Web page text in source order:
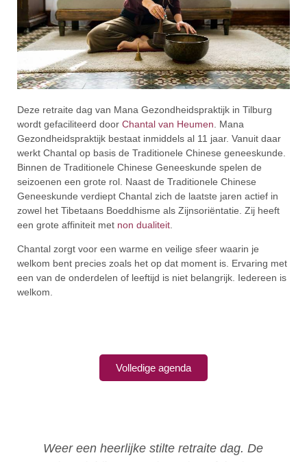
Deze retraite dag van Mana Gezondheidspraktijk in Tilburg
wordt gefaciliteerd door Chantal van Heumen . Mana
Gezondheidspraktijk bestaat inmiddels al 11 jaar. Vanuit daar
werkt Chantal op basis de Traditionele Chinese geneeskunde.
Binnen de Traditionele Chinese Geneeskunde spelen de
seizoenen een grote rol. Naast de Traditionele Chinese
Geneeskunde verdiept Chantal zich de laatste jaren actief in
zowel het Tibetaans Boeddhisme als Zijnsoriëntatie. Zij heeft
een grote affiniteit met non dualiteit
Chantal zorgt voor een warme en veilige sfeer waarin je
welkom bent precies zoals het op dat moment is. Ervaring met
een van de onderdelen of leeftijd is niet belangrijk. Iedereen is
welkom.
Volledige agenda
Fantastische retraite. Chantal heeft een